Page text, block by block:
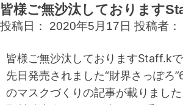
皆様ご無沙汰しております
投稿日： 2020年5月17日 投稿者：
皆様ご無沙汰しておりますStaff.kで
先日発売されました“財界さっぽろ
のマスクづくりの記事が載りました